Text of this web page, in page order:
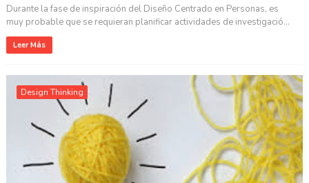
Durante la fase de inspiración del Diseño Centrado en Personas, es
muy probable que se requieran planificar actividades de investigació...
Leer Más
Design Thinking